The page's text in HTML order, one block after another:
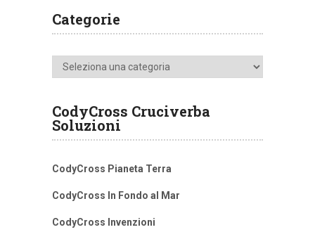
Categorie
Categorie
CodyCross Cruciverba
Soluzioni
CodyCross Pianeta Terra
CodyCross In Fondo al Mar
CodyCross Invenzioni